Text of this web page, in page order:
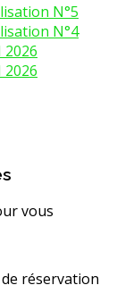
N°5
N°4
2026
2026
vous
réservation